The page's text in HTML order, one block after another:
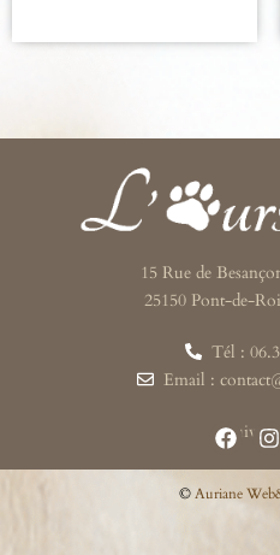
15 Rue de
25150 Pont-de-
Tél :
Email :
©Auriane